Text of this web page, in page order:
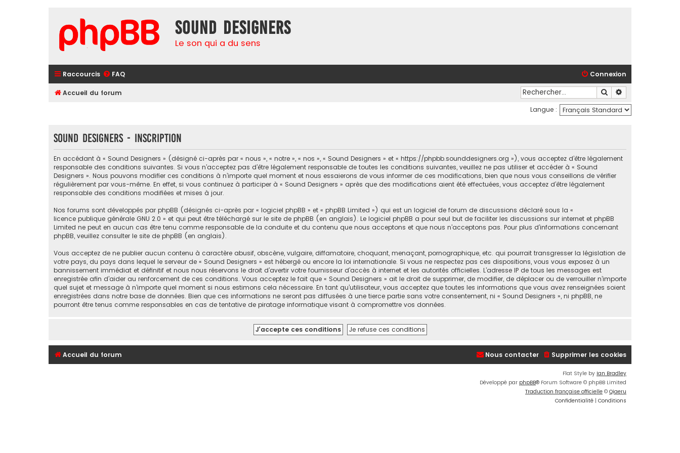
Sound Designers
Le son qui a du sens
Raccourcis FAQ Connexion
Accueil du forum Rechercher
Langue :
Sound Designers - Inscription
En accédant à « Sound Designers » (désigné ci-après par « nous », « notre », « nos », « Sound Designers » et « https://phpbb.sounddesigners.org »), vous acceptez d’être légalement
responsable des conditions suivantes. Si vous n’acceptez pas d’être légalement responsable de toutes les conditions suivantes, veuillez ne pas utiliser et accéder à « Sound
Designers ». Nous pouvons modifier ces conditions à n’importe quel moment et nous essaierons de vous informer de ces modifications, bien que nous vous conseillons de vérifier
régulièrement par vous-même. En effet, si vous continuez à participer à « Sound Designers » après que des modifications aient été effectuées, vous acceptez d’être légalement
responsable des conditions modifiées et mises à jour.
Nos forums sont développés par phpBB (désignés ci-après par « logiciel phpBB » et « phpBB Limited ») qui est un logiciel de forum de discussions déclaré sous la «
licence publique générale GNU 2.0 » et qui peut être téléchargé sur le site de phpBB (en anglais). Le logiciel phpBB a pour seul but de faciliter les discussions sur internet et phpBB
Limited ne peut en aucun cas être tenu comme responsable de la conduite et du contenu que nous acceptons et que nous n’acceptons pas. Pour plus d’informations concernant
phpBB, veuillez consulter le site de phpBB (en anglais).
Vous acceptez de ne publier aucun contenu à caractère abusif, obscène, vulgaire, diffamatoire, choquant, menaçant, pornographique, etc. qui pourrait transgresser la législation de
votre pays, du pays dans lequel le serveur de « Sound Designers » est hébergé ou encore la loi internationale. Si vous ne respectez pas ces dispositions, vous vous exposez à un
bannissement immédiat et définitif et nous nous réservons le droit d’avertir votre fournisseur d’accès à internet et les autorités officielles. L’adresse IP de tous les messages est
enregistrée afin d’aider au renforcement de ces conditions. Vous acceptez le fait que « Sound Designers » ait le droit de supprimer, de modifier, de déplacer ou de verrouiller n’importe
quel sujet et message à n’importe quel moment si nous estimons cela nécessaire. En tant qu’utilisateur, vous acceptez que toutes les informations que vous avez renseignées soient
enregistrées dans notre base de données. Bien que ces informations ne seront pas diffusées à une tierce partie sans votre consentement, ni « Sound Designers », ni phpBB, ne
pourront être tenus comme responsables en cas de tentative de piratage informatique visant à compromettre vos données.
Accueil du forum Supprimer les cookies
Nous contacter
Flat Style by Ian Bradley
Développé par phpBB® Forum Software © phpBB Limited
Traduction française officielle © Qiaeru
Confidentialité | Conditions